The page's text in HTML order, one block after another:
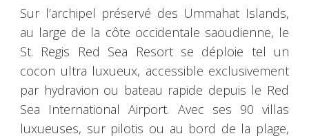
Sur l’archipel préservé des Ummahat Islands,
au large de la côte occidentale saoudienne, le
St. Regis Red Sea Resort se déploie tel un
cocon ultra luxueux, accessible exclusivement
par hydravion ou bateau rapide depuis le Red
Sea International Airport. Avec ses 90 villas
luxueuses, sur pilotis ou au bord de la plage,